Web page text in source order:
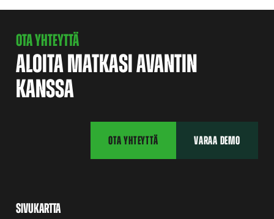
OTA YHTEYTTÄ
ALOITA MATKASI AVANTIN
KANSSA
OTA YHTEYTTÄ VARAA DEMO
SIVUKARTTA